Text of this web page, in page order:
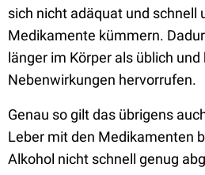
sich nicht adäquat und schnell
Medikamente kümmern.
länger im Körper als üblich
Nebenwirkungen hervorrufen.
Genau so gilt das übrigens
Leber mit den Medikamenten
Alkohol nicht schnell genug